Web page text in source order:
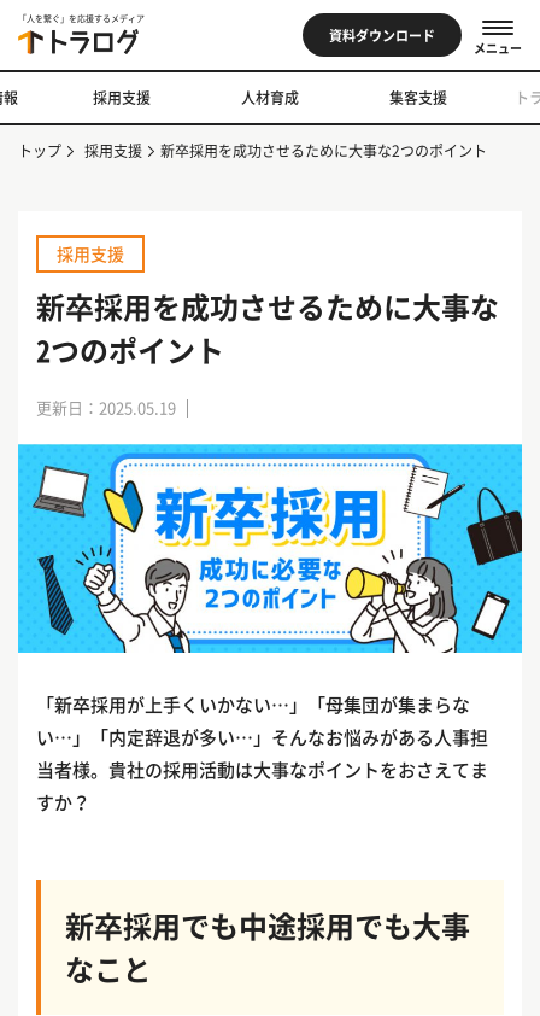
「人を繋ぐ」を応援するメディア
資料ダウンロード
メニュー
採用支援 人材育成 集客支援 ト
トップ 採用支援 新卒採用を成功させるために大事な2つのポイント
採用支援
新卒採用を成功させるために大事な
2つのポイント
更新日：2025.05.19
「新卒採用が上手くいかない…」「母集団が集まらな
い…」「内定辞退が多い…」そんなお悩みがある人事担
当者様。貴社の採用活動は大事なポイントをおさえてま
すか？
新卒採用でも中途採用でも大事
なこと